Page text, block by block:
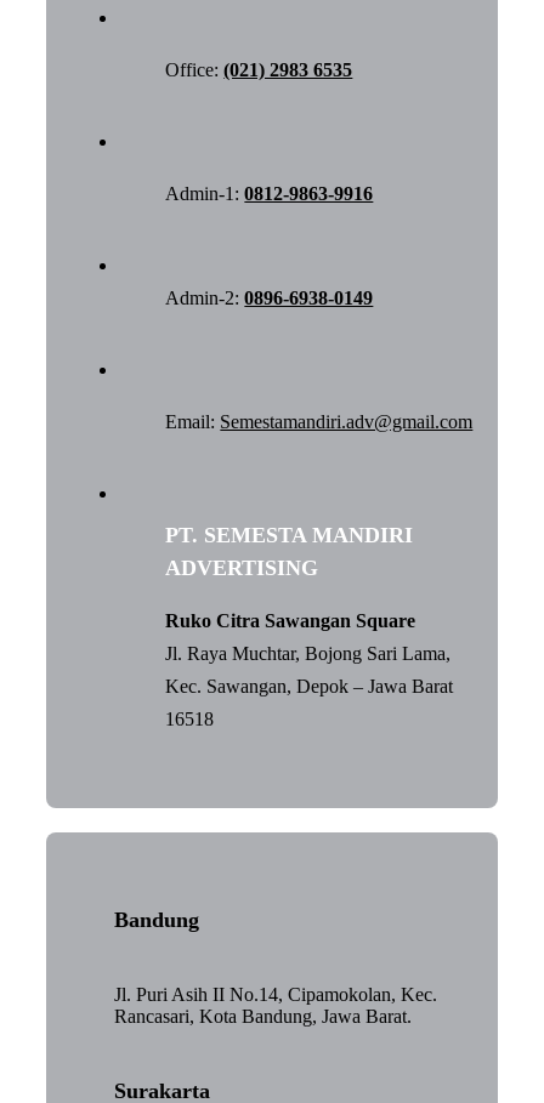
Office:(021) 2983 6535
Admin-1:0812-9863-9916
Admin-2:0896-6938-0149
Email: Semestamandiri.adv@gmail.com
PT. SEMESTA MANDIRI
ADVERTISING
Ruko Citra Sawangan Square
Jl. Raya Muchtar, Bojong Sari Lama,
Kec. Sawangan, Depok – Jawa Barat
16518
Bandung
Jl. Puri Asih II No.14, Cipamokolan, Kec.
Rancasari, Kota Bandung, Jawa Barat.
Surakarta